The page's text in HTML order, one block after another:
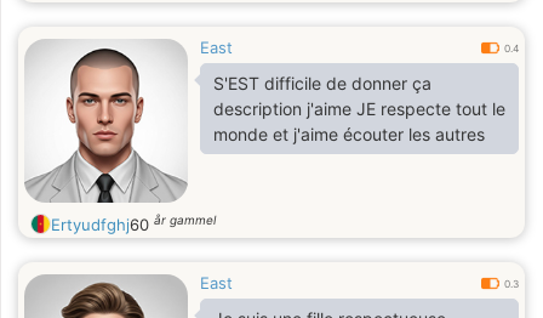
East 0.4
S'EST difficile de donner ça
description j'aime JE respecte tout le
monde et j'aime écouter les autres
Ertyudfghj60 år gammel
East 0.3